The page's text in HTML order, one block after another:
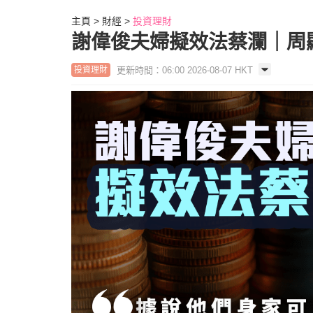
主頁 財經 投資理財
謝偉俊夫婦擬效法蔡瀾｜周
投資理財 更新時間：06:00 2026-08-07 HKT